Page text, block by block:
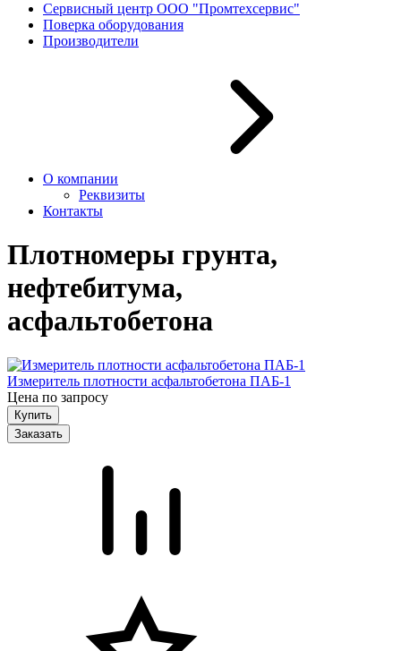
Сервисный центр ООО "Промтехсервис"
Поверка оборудования
Производители
О компании
Реквизиты
Контакты
Плотномеры грунта,
нефтебитума,
асфальтобетона
Измеритель плотности асфальтобетона ПАБ-1
Цена по запросу
Заказать